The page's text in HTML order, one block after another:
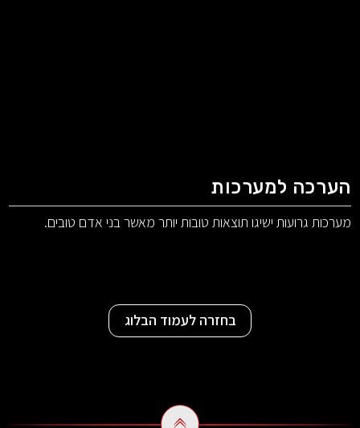
הערכה למערכות
מערכות גרועות ישיגו תוצאות טובות יותר מאשר בני אדם טובים.
בחזרה לעמוד הבלוג